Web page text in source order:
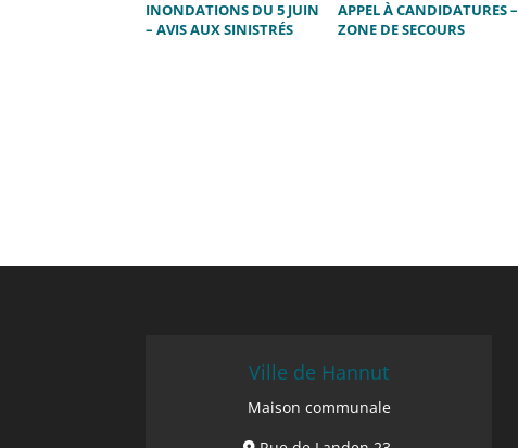
INONDATIONS DU 5 JUIN
– AVIS AUX SINISTRÉS
APPEL À CANDIDATURES –
ZONE DE SECOURS
Ville de Hannut
Maison communale